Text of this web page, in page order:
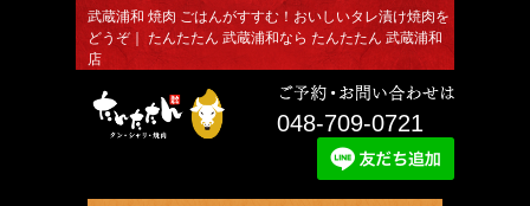
武蔵浦和 焼肉 ごはんがすすむ！おいしいタレ漬け焼肉を
どうぞ｜ たんたたん 武蔵浦和なら たんたたん 武蔵浦和
店
048-709-0721